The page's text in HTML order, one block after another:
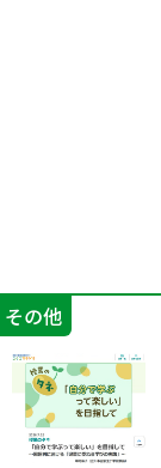
その他